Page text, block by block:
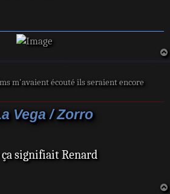
m'avaient écouté ils seraient encore
Vega / Zorro
ça signifiait Renard